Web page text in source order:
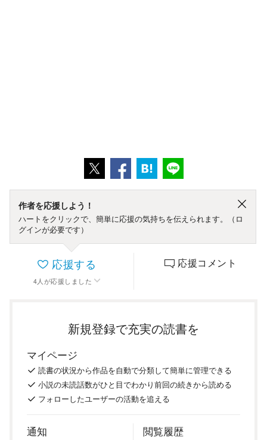
作者を応援しよう！
ハートをクリックで、簡単に応援の気持ちを伝えられます。（ロ
グインが必要です）
応援する
4 人 が応援しました
応援コメント
新規登録で充実の読書を
マイページ
読書の状況から作品を自動で分類して簡単に管理できる
小説の未読話数がひと目でわかり前回の続きから読める
フォローしたユーザーの活動を追える
通知 閲覧履歴